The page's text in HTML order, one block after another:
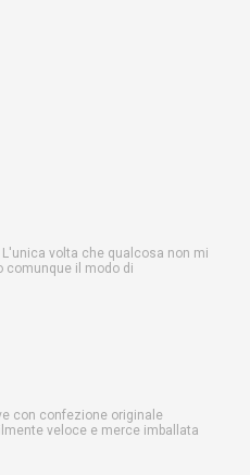
volta che qualcosa non mi
comunque il modo di
con confezione originale
veloce e merce imballata